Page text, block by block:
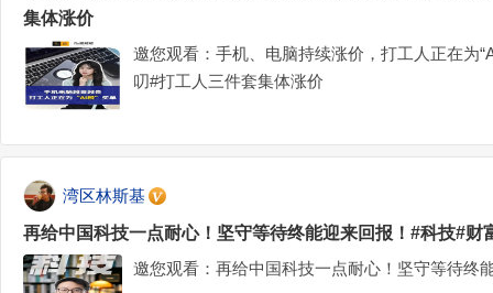
集体涨价
邀您观看：手机、电脑持续涨价，打工人正在为
叨#打工人三件套集体涨价
湾区林斯基
再给中国科技一点耐心！坚守等待终能迎来回报！#科技#财
邀您观看：再给中国科技一点耐心！坚守等待终